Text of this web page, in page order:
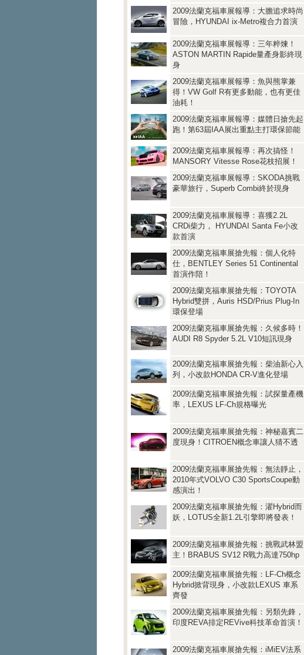
2009法蘭克福車展報導：大膽追求時尚
冒險，HYUNDAI ix-Metro複合力首演
2009法蘭克福車展報導：三年粹煉！
ASTON MARTIN Rapide量產身影終現
身
2009法蘭克福車展報導：魚與熊掌兼
得！VW Golf R有更多動能，也有更佳
油耗！
2009法蘭克福車展報導：媒體日搶先起
跑！第63屆IAA展出重點主打環保節能
2009法蘭克福車展報導：再次搞怪！
MANSORY Vitesse Rose花枝招展！
2009法蘭克福車展報導：SKODA挑戰
豪華旅行，Superb Combi終於現身
2009法蘭克福車展報導：喜獲2.2L
CRDi柴力， HYUNDAI Santa Fe小改
款首演
2009法蘭克福車展搶先報：個人化特
仕，BENTLEY Series 51 Continental
首演作陪！
2009法蘭克福車展搶先報：TOYOTA
Hybrid雙拼，Auris HSD/Prius Plug-In
環保登場
2009法蘭克福車展搶先報：久候多時！
AUDI R8 Spyder 5.2L V10短訊現身
2009法蘭克福車展搶先報：柴油新心入
列，小改款HONDA CR-V進化登場
2009法蘭克福車展搶先報：試探量產機
率，LEXUS LF-Ch規格曝光
2009法蘭克福車展搶先報：神秘嘉賓二
度現身！CITROEN概念車讓人猜不透
2009法蘭克福車展搶先報：無法靜止，
2010年式VOLVO C30 SportsCoupe動
感演出！
2009法蘭克福車展搶先報：濯Hybrid而
妖，LOTUS全新1.2L引擎即將發表！
2009法蘭克福車展搶先報：挑戰武林盟
主！BRABUS SV12 R戰力高達750hp
2009法蘭克福車展搶先報：LF-Ch概念
Hybrid掀背現身，小改款LEXUS 車系
齊發
2009法蘭克福車展搶先報：另類先鋒，
印度REVA排定REVive科技革命首演！
2009法蘭克福車展搶先報：iMiEV法系